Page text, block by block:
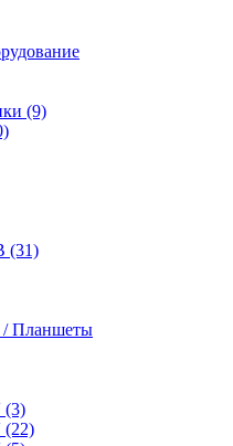
(9)
(31)
/ Планшеты
(3)
(22)